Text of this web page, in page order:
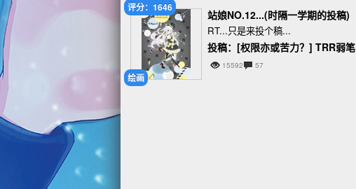
绘画
评分：1646
站娘NO.12...(时隔一学期的投稿)
RT...只是来投个稿...
投稿：[权限亦或苦力？] TRR弱笔
15592 57